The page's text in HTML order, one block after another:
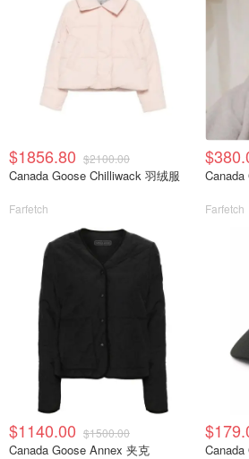
$1856.80 $2100.00
Canada Goose Chilliwack 羽绒服
Farfetch Farfetch
$1140.00 $1500.00
Canada Goose Annex 夹克 Canada